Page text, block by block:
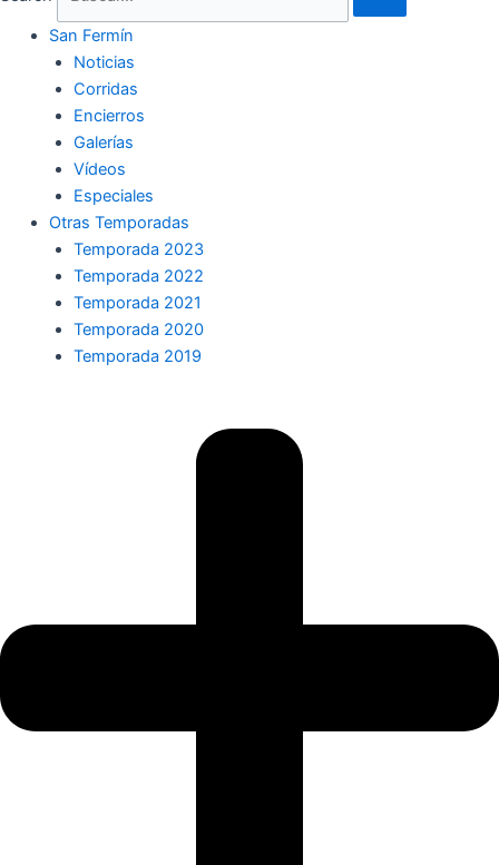
San Fermín
Noticias
Corridas
Encierros
Galerías
Vídeos
Especiales
Otras Temporadas
Temporada 2023
Temporada 2022
Temporada 2021
Temporada 2020
Temporada 2019